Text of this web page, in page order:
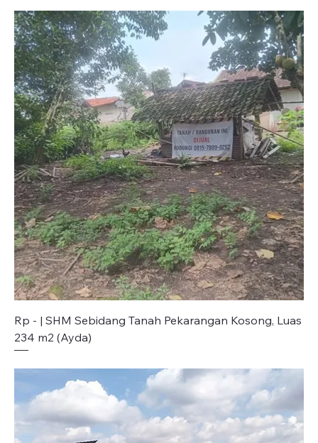
Rp - | SHM Sebidang Tanah Pekarangan Kosong, Luas
234 m2 (Ayda)